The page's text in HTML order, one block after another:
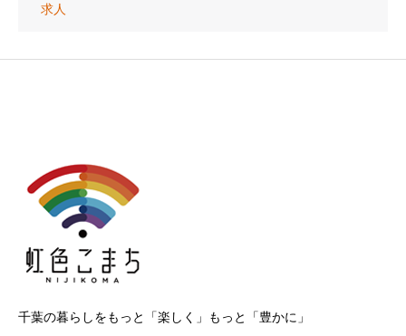
求人
千葉の暮らしをもっと「楽しく」もっと「豊かに」